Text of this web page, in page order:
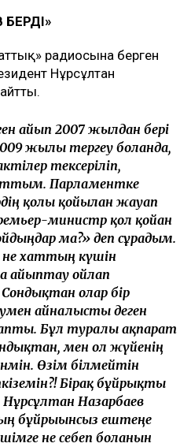
радиосына берген
Нұрсұлтан
айып 2007 жылдан бері
жылы тергеу болғанда,
тексеріліп,
Парламентке
қолы қойылған жауап
министр қол қойған
ма?» деп сұрадым.
хаттың күшін
айыптау ойлап
олар бір
айналысты деген
Бұл туралы ақпарат
мен ол жүйенің
Өзім білмейтін
Бірақ бұйрықты
Нұрсұлтан Назарбаев
бұйрығынсыз ештеңе
не себеп болғанын